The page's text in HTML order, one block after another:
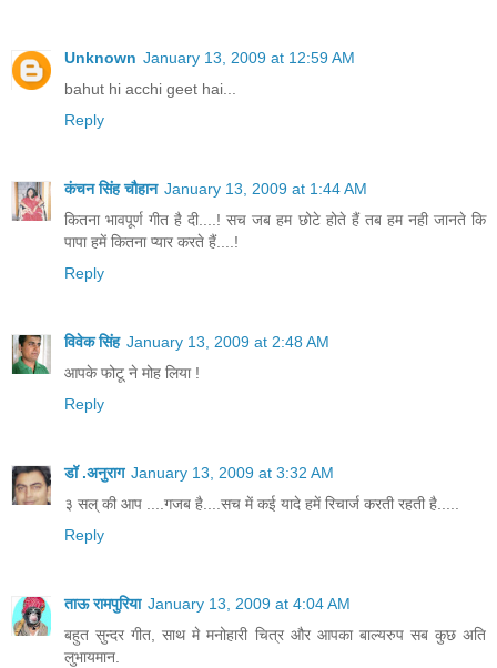
Unknown January 13, 2009 at 12:59 AM
bahut hi acchi geet hai...
Reply
कंचन सिंह चौहान January 13, 2009 at 1:44 AM
कितना भावपूर्ण गीत है दी....! सच जब हम छोटे होते हैं तब हम नही जानते कि
पापा हमें कितना प्यार करते हैं....!
Reply
विवेक सिंह January 13, 2009 at 2:48 AM
आपके फोटू ने मोह लिया !
Reply
डॉ .अनुराग January 13, 2009 at 3:32 AM
३ सल् की आप ....गजब है....सच में कई यादे हमें रिचार्ज करती रहती है.....
Reply
ताऊ रामपुरिया January 13, 2009 at 4:04 AM
बहुत सुन्दर गीत, साथ मे मनोहारी चित्र और आपका बाल्यरुप सब कुछ अति
लुभायमान.